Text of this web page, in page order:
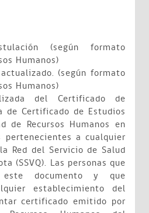
(según formato
Humanos)
(según formato
Humanos)
del Certificado de
de Certificado de Estudios
de Recursos Humanos en
pertenecientes a cualquier
Red del Servicio de Salud
(SSVQ). Las personas que
documento y que
establecimiento del
certificado emitido por